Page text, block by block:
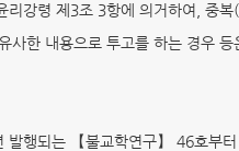
리강령 제3조 3항에 의거하여, 중
사한 내용으로 투고를 하는 경우
행되는 【불교학연구】 46호부